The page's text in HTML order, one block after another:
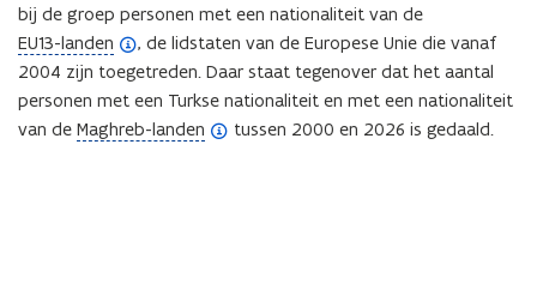
bij de groep personen met een nationaliteit van de
EU13-landen
(
o
p
e
, de lidstaten van de Europese Unie die vanaf
2004 zijn toegetreden. Daar staat tegenover dat het aantal
personen met een Turkse nationaliteit en met een nationaliteit
van de Maghreb-landen
(
tussen 2000 en 2026 is gedaald.